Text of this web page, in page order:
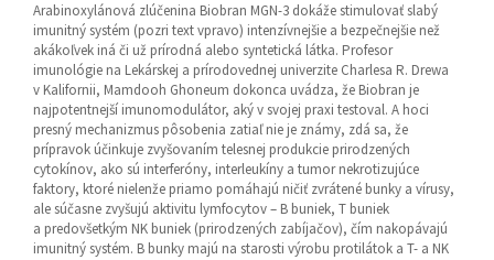
Arabinoxylánová zlúčenina Biobran MGN-3 dokáže stimulovať slabý
imunitný systém (pozri text vpravo) intenzívnejšie a bezpečnejšie než
akákoľvek iná či už prírodná alebo syntetická látka. Profesor
imunológie na Lekárskej a prírodovednej univerzite Charlesa R. Drewa
v Kalifornii, Mamdooh Ghoneum dokonca uvádza, že Biobran je
najpotentnejší imunomodulátor, aký v svojej praxi testoval. A hoci
presný mechanizmus pôsobenia zatiaľ nie je známy, zdá sa, že
prípravok účinkuje zvyšovaním telesnej produkcie prirodzených
cytokínov, ako sú interferóny, interleukíny a tumor nekrotizujúce
faktory, ktoré nielenže priamo pomáhajú ničiť zvrátené bunky a vírusy,
ale súčasne zvyšujú aktivitu lymfocytov – B buniek, T buniek
a predovšetkým NK buniek (prirodzených zabíjačov), čím nakopávajú
imunitný systém. B bunky majú na starosti výrobu protilátok a T- a NK